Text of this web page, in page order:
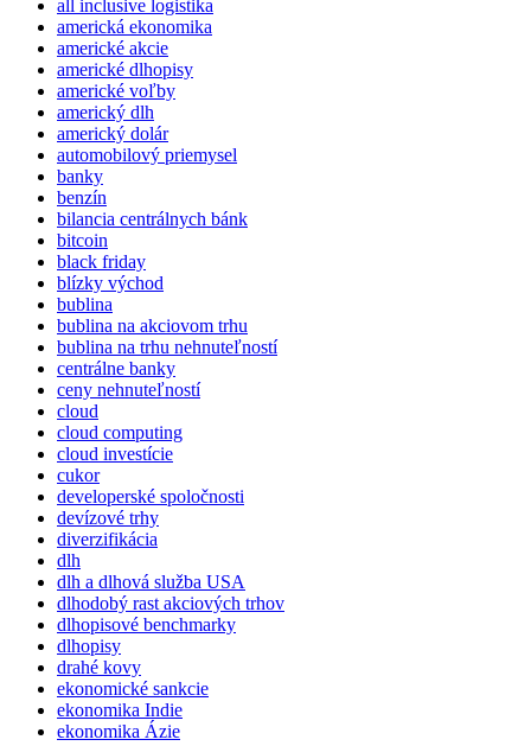
all inclusive logistika
americká ekonomika
americké akcie
americké dlhopisy
americké voľby
americký dlh
americký dolár
automobilový priemysel
banky
benzín
bilancia centrálnych bánk
bitcoin
black friday
blízky východ
bublina
bublina na akciovom trhu
bublina na trhu nehnuteľností
centrálne banky
ceny nehnuteľností
cloud
cloud computing
cloud investície
cukor
developerské spoločnosti
devízové trhy
diverzifikácia
dlh
dlh a dlhová služba USA
dlhodobý rast akciových trhov
dlhopisové benchmarky
dlhopisy
drahé kovy
ekonomické sankcie
ekonomika Indie
ekonomika Ázie